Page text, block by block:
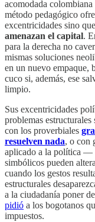
acomodada
método pedagógico
excentricidades sino
amenazan el capital.
para la derecha no
mismas soluciones
en un nuevo empaque,
cuco si, además, ese
limpio.
Sus excentricidades
problemas
con los proverbiales
resuelven nada, o con
aplicado a la política —
simbólicos pueden
cuando los gestos
estructurales
a la ciudadanía poner
pidió a los bogotanos
impuestos.